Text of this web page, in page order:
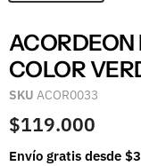
ACORDEON
COLOR
SKU ACOR0033
$119.000
Envío gratis desde